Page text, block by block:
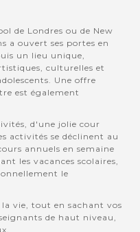
de Londres ou de New
a ouvert ses portes en
un lieu unique,
culturelles et
Une offre
est également
d'une jolie cour
activités se déclinent au
annuels en semaine
les vacances scolaires,
le
vie, tout en sachant vos
de haut niveau,